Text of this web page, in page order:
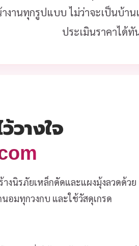
งานทุกรูปแบบ ไม่ว่าจะเป็นบ้า
ประเมินราคาได้ทั
วางใจ
างนิรภัยเหล็กดัดและแผงมุ้งลวดด้วย
อมทุกวงกบ และใช้วัสดุเกรด